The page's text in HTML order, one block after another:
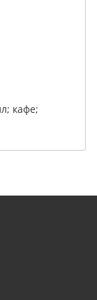
кафе;